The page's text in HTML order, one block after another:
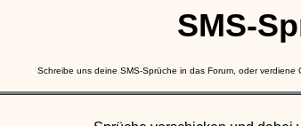
SMS-
Schreibe uns deine SMS-Sprüche in das Forum, oder